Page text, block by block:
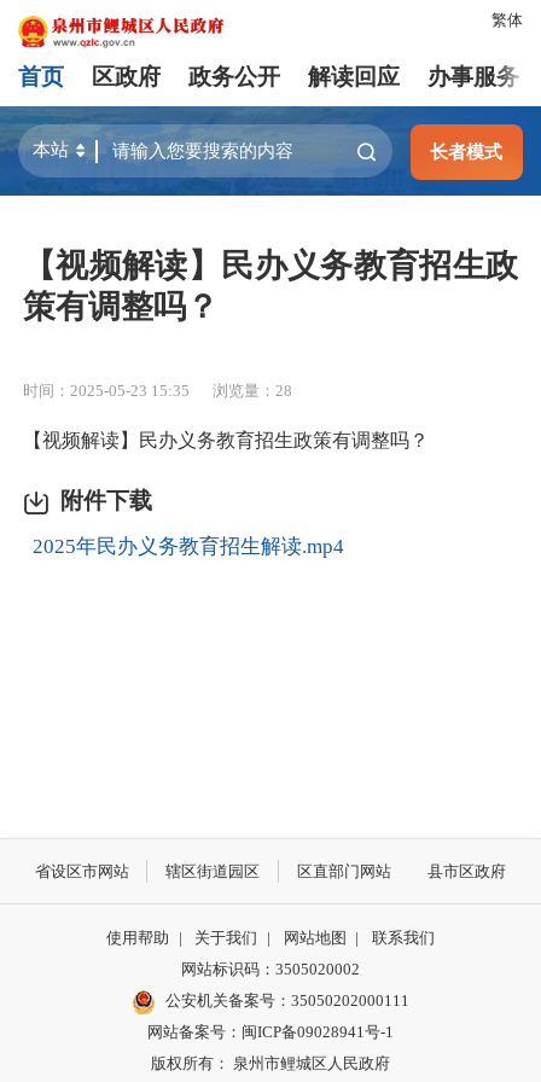
繁体
首页 区政府 政务公开 解读回应 办事服务
长者模式
【视频解读】民办义务教育招生政
策有调整吗？
时间：2025-05-23 15:35 浏览量： 28
【视频解读】民办义务教育招生政策有调整吗？
附件下载
2025年民办义务教育招生解读.mp4
省设区市网站 辖区街道园区 区直部门网站 县市区政府
使用帮助 | 关于我们 | 网站地图 |
联系我们
网站标识码：3505020002
公安机关备案号：35050202000111
网站备案号：闽ICP备09028941号-1
版权所有： 泉州市鲤城区人民政府